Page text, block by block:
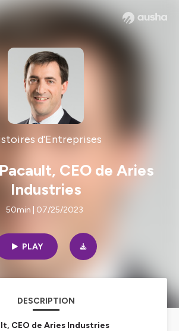
d'Entreprises
CEO de Aries
Industries
50min | 07/25/2023
PLAY
DESCRIPTION
CEO de Aries Industries